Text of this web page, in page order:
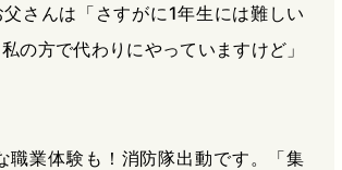
さんは「さすがに1年生には難しい
の方で代わりにやっていますけど」
職業体験も！消防隊出動です。「集